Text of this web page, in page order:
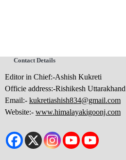
Contact Details
Editor in Chief:-Ashish Kukreti
Officie address:-Rishikesh Uttarakhand
Email:- kukretiashish834@gmail.com
Website:- www.himalayakigoonj.com